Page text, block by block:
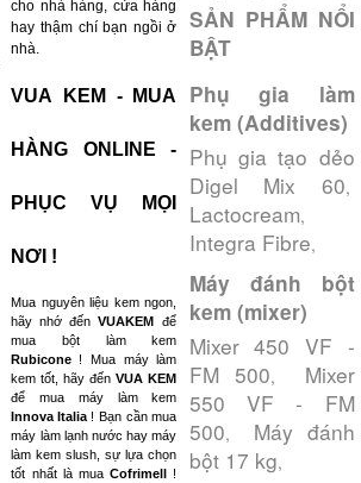
cho nhà hàng, cửa hàng
hay thậm chí bạn ngồi ở
nhà.
VUA KEM - MUA
HÀNG ONLINE -
PHỤC VỤ MỌI
NƠI !
Mua nguyên liệu kem ngon,
hãy nhớ đếnVUAKEM để
mua bột làm kem
Rubicone ! Mua máy làm
kem tốt, hãy đếnVUA KEM
để mua máy làm kem
Innova Italia ! Bạn cần mua
máy làm lạnh nước hay máy
làm kem slush, sự lựa chọn
tốt nhất là muaCofrimell !
SẢN PHẨM NỔI
BẬT
Phụ gia làm
kem (Additives)
Phụ gia tạo dẻo
Digel Mix 60,
Lactocream,
Integra Fibre,
Máy đánh bột
kem (mixer)
Mixer 450 VF -
FM 500, Mixer
550 VF - FM
500, Máy đánh
bột 17 kg,